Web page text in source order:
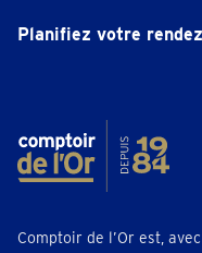
Planifiez votre
Comptoir de l’Or est,